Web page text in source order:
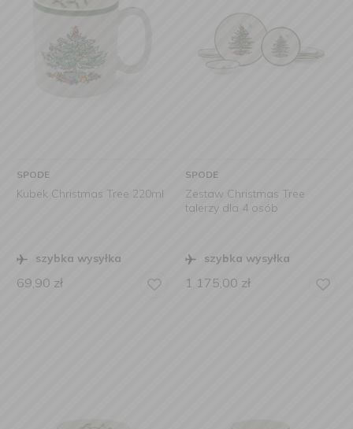
SPODE
Kubek Christmas Tree 220ml
szybka wysyłka
69,90 zł
SPODE
Zestaw Christmas Tree
talerzy dla 4 osób
szybka wysyłka
1 175,00 zł